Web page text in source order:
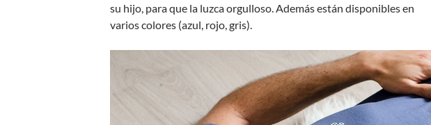
su hijo, para que la luzca orgulloso. Además están disponibles en
varios colores (azul, rojo, gris).